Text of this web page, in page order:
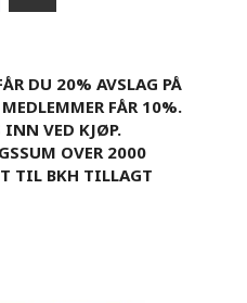
DU 20% AVSLAG PÅ
FÅR 10%.
INN VED KJØP.
OVER 2000
TIL BKH TILLAGT